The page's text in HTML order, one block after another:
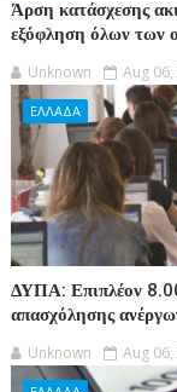
Άρση κατάσχεσης
εξόφληση όλων των
Unknown Aug
ΕΛΛΑΔΑ
ΔΥΠΑ: Επιπλέον
απασχόλησης
Unknown Aug